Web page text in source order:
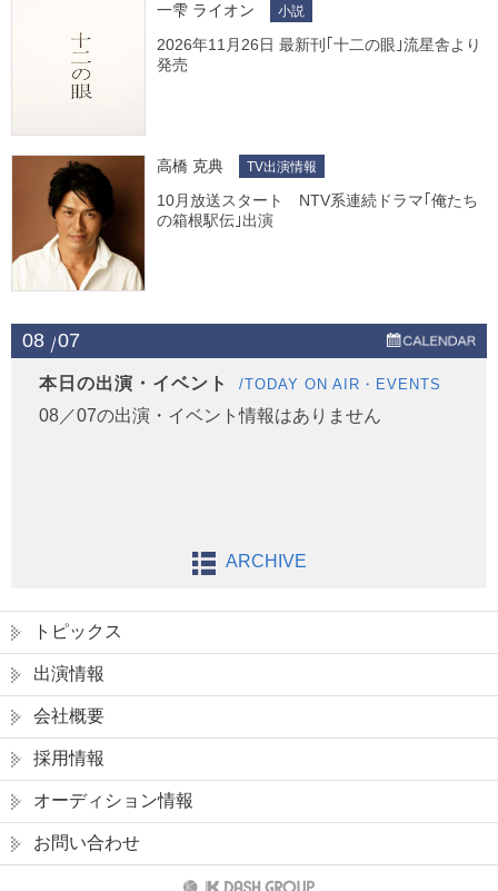
一雫 ライオン 小説
2026年11月26日 最新刊｢十二の眼｣流星舎より
発売
高橋 克典 TV出演情報
10月放送スタート NTV系連続ドラマ｢俺たち
の箱根駅伝｣出演
08 07
本日の出演・イベント /TODAY ON AIR・EVENTS
08／07の出演・イベント情報はありません
ARCHIVE
トピックス
出演情報
会社概要
採用情報
オーディション情報
お問い合わせ